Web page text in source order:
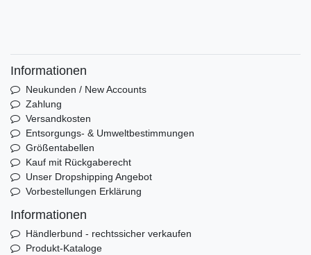
Informationen
Neukunden / New Accounts
Zahlung
Versandkosten
Entsorgungs- & Umweltbestimmungen
Größentabellen
Kauf mit Rückgaberecht
Unser Dropshipping Angebot
Vorbestellungen Erklärung
Informationen
Händlerbund - rechtssicher verkaufen
Produkt-Kataloge